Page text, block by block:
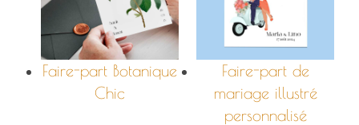
Faire-part Botanique
Chic
Faire-part de
mariage illustré
personnalisé